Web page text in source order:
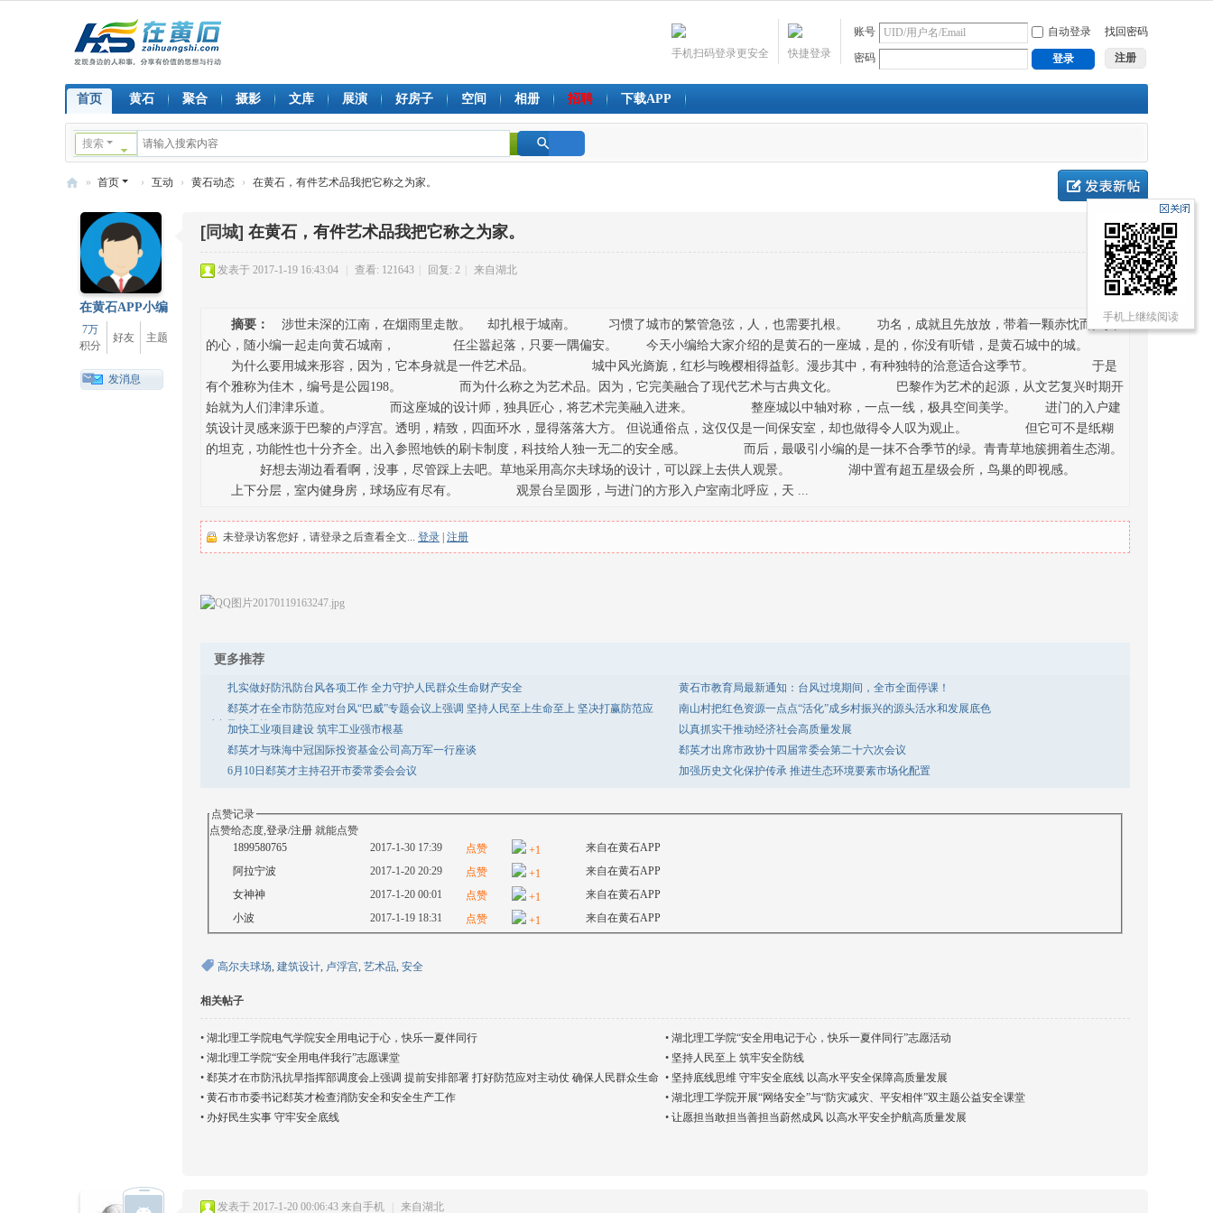
账号 自动登录 找回密码
密码 登录 注册
快捷登录
手机扫码登录更安全
首页 黄石 聚合 摄影 文库 展演 好房子 空间 相册 招聘 下载APP
搜索
» 首页 › 互动 › 黄石动态 › 在黄石，有件艺术品我把它称之为家。
在黄石APP小编
7万
积分
好友 主题
发消息
[同城] 在黄石，有件艺术品我把它称之为家。
发表于 2017-1-19 16:43:04 查看: 121643 回复: 2 来自湖北
摘要：
涉世未深的江南，在烟雨里走散。 却扎根于城南。 习惯了城市的繁管急弦，人，也需要扎根。 功名，成就且先放放，带着一颗赤忱而归真
的心，随小编一起走向黄石城南， 任尘嚣起落，只要一隅偏安。 今天小编给大家介绍的是黄石的一座城，是的，你没有听错，是黄石城中的城。
为什么要用城来形容，因为，它本身就是一件艺术品。 城中风光旖旎，红杉与晚樱相得益彰。漫步其中，有种独特的洽意适合这季节。 于是
有个雅称为佳木，编号是公园198。 而为什么称之为艺术品。因为，它完美融合了现代艺术与古典文化。 巴黎作为艺术的起源，从文艺复兴时期开
始就为人们津津乐道。 而这座城的设计师，独具匠心，将艺术完美融入进来。 整座城以中轴对称，一点一线，极具空间美学。 进门的入户建
筑设计灵感来源于巴黎的卢浮宫。透明，精致，四面环水，显得落落大方。 但说通俗点，这仅仅是一间保安室，却也做得令人叹为观止。 但它可不是纸糊
的坦克，功能性也十分齐全。出入参照地铁的刷卡制度，科技给人独一无二的安全感。 而后，最吸引小编的是一抹不合季节的绿。青青草地簇拥着生态湖。
好想去湖边看看啊，没事，尽管踩上去吧。草地采用高尔夫球场的设计，可以踩上去供人观景。 湖中置有超五星级会所，鸟巢的即视感。
上下分层，室内健身房，球场应有尽有。 观景台呈圆形，与进门的方形入户室南北呼应，天 ...
未登录访客您好，请登录之后查看全文... 登录 注册
更多推荐
扎实做好防汛防台风各项工作 全力守护人民群众生命财产安全
黄石市教育局最新通知：台风过境期间，全市全面停课！
郄英才在全市防范应对台风“巴威”专题会议上强调 坚持人民至上生命至上 坚决打赢防范应
对台风攻坚战
南山村把红色资源一点点“活化”成乡村振兴的源头活水和发展底色
加快工业项目建设 筑牢工业强市根基
以真抓实干推动经济社会高质量发展
郄英才与珠海中冠国际投资基金公司高万军一行座谈
郄英才出席市政协十四届常委会第二十六次会议
6月10日郄英才主持召开市委常委会会议
加强历史文化保护传承 推进生态环境要素市场化配置
点赞记录
点赞给态度,登录/注册 就能点赞
1899580765
2017-1-30 17:39 点赞 +1 来自在黄石APP
阿拉宁波
2017-1-20 20:29 点赞 +1 来自在黄石APP
女神神
2017-1-20 00:01 点赞 +1 来自在黄石APP
小波
2017-1-19 18:31 点赞 +1 来自在黄石APP
高尔夫球场, 建筑设计, 卢浮宫, 艺术品, 安全
相关帖子
• 湖北理工学院电气学院安全用电记于心，快乐一夏伴同行 • 湖北理工学院“安全用电记于心，快乐一夏伴同行”志愿活动
• 湖北理工学院“安全用电伴我行”志愿课堂 • 坚持人民至上 筑牢安全防线
• 郄英才在市防汛抗旱指挥部调度会上强调 提前安排部署 打好防范应对主动仗 确保人民群众生命
安全和社会大局稳定
• 坚持底线思维 守牢安全底线 以高水平安全保障高质量发展
• 黄石市市委书记郄英才检查消防安全和安全生产工作 • 湖北理工学院开展“网络安全”与“防灾减灾、平安相伴”双主题公益安全课堂
• 办好民生实事 守牢安全底线 • 让愿担当敢担当善担当蔚然成风 以高水平安全护航高质量发展
发表于 2017-1-20 00:06:43 来自手机 来自湖北
手机上继续阅读